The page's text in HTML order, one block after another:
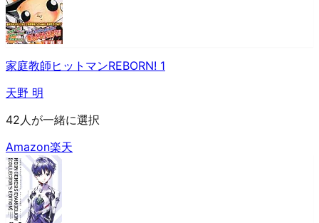
家庭教師ヒットマンREBORN! 1
天野 明
42人が一緒に選択
Amazon楽天